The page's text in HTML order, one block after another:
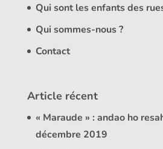
Qui sont les enfants des
Qui sommes-nous ?
Contact
Article récent
« Maraude » : andao ho
décembre 2019